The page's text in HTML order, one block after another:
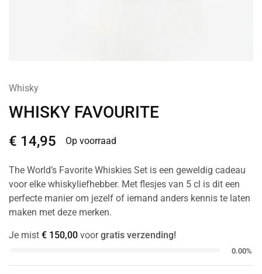
Whisky
WHISKY FAVOURITE
€ 14,95 Op voorraad
The World’s Favorite Whiskies Set is een geweldig cadeau
voor elke whiskyliefhebber. Met flesjes van 5 cl is dit een
perfecte manier om jezelf of iemand anders kennis te laten
maken met deze merken.
Je mist € 150,00 voorgratis verzending!
0.00%